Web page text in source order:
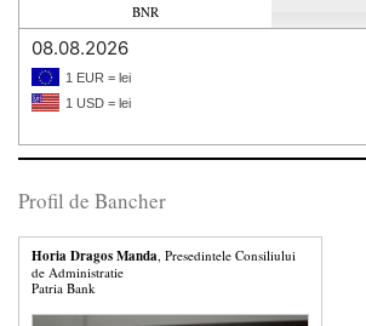
BNR
08.08.2026
1 EUR = lei
1 USD = lei
Profil de Bancher
Horia Dragos Manda , Presedintele Consiliului
de Administratie
Patria Bank